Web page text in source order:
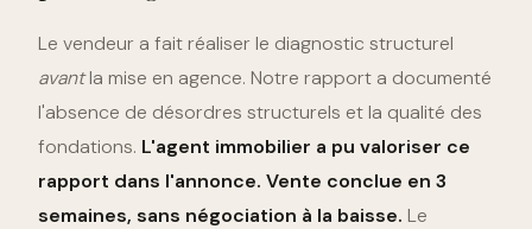
Le vendeur a fait réaliser le diagnostic structurel
avantla mise en agence. Notre rapport a documenté
l'absence de désordres structurels et la qualité des
fondations. L'agent immobilier a pu valoriser ce
rapport dans l'annonce. Vente conclue en 3
semaines, sans négociation à la baisse. Le